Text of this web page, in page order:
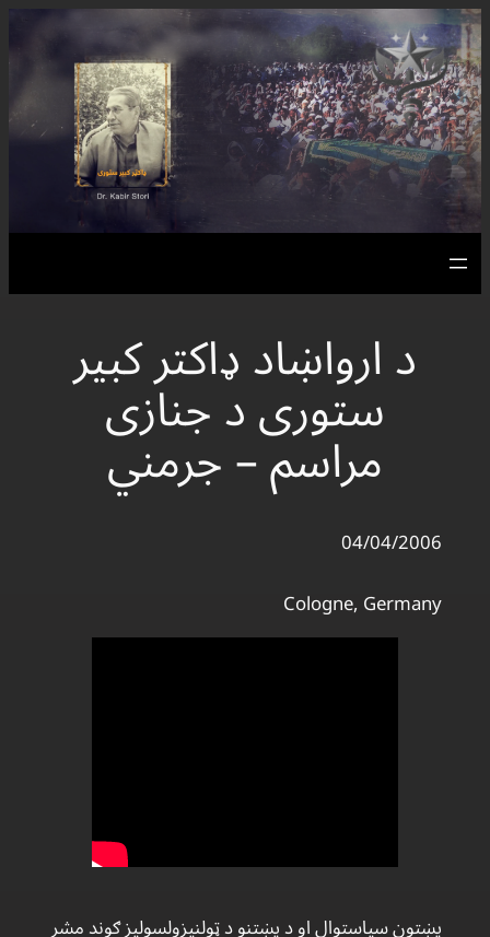
Skip
to
content
د ارواښاد ډاکتر کبیر
ستوری د جنازی
مراسم – جرمني
04/04/2006
Cologne, Germany
پښتون سیاستوال او د پښتنو د ټولنیزولسولیز ګوند مشر